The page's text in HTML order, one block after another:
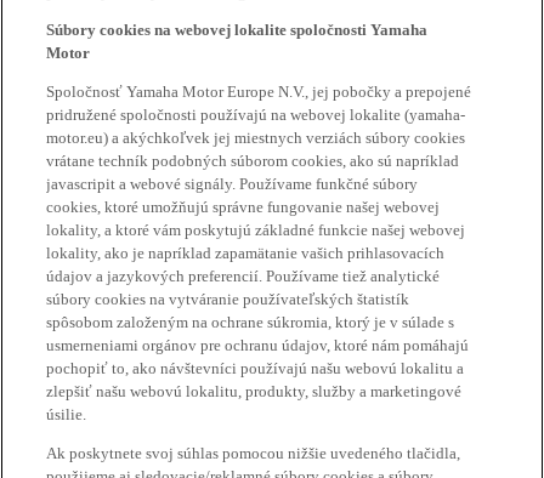
Súbory cookies na webovej lokalite spoločnosti Yamaha
Motor
Spoločnosť Yamaha Motor Europe N.V., jej pobočky a prepojené
pridružené spoločnosti používajú na webovej lokalite (yamaha-
motor.eu) a akýchkoľvek jej miestnych verziách súbory cookies
vrátane techník podobných súborom cookies, ako sú napríklad
javascripit a webové signály. Používame funkčné súbory
cookies, ktoré umožňujú správne fungovanie našej webovej
lokality, a ktoré vám poskytujú základné funkcie našej webovej
lokality, ako je napríklad zapamätanie vašich prihlasovacích
údajov a jazykových preferencií. Používame tiež analytické
súbory cookies na vytváranie používateľských štatistík
spôsobom založeným na ochrane súkromia, ktorý je v súlade s
usmerneniami orgánov pre ochranu údajov, ktoré nám pomáhajú
pochopiť to, ako návštevníci používajú našu webovú lokalitu a
zlepšiť našu webovú lokalitu, produkty, služby a marketingové
úsilie.
Ak poskytnete svoj súhlas pomocou nižšie uvedeného tlačidla,